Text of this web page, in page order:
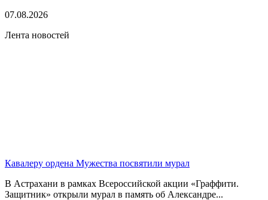
07.08.2026
Лента новостей
Кавалеру ордена Мужества посвятили мурал
В Астрахани в рамках Всероссийской акции «Граффити.
Защитник» открыли мурал в память об Александре...